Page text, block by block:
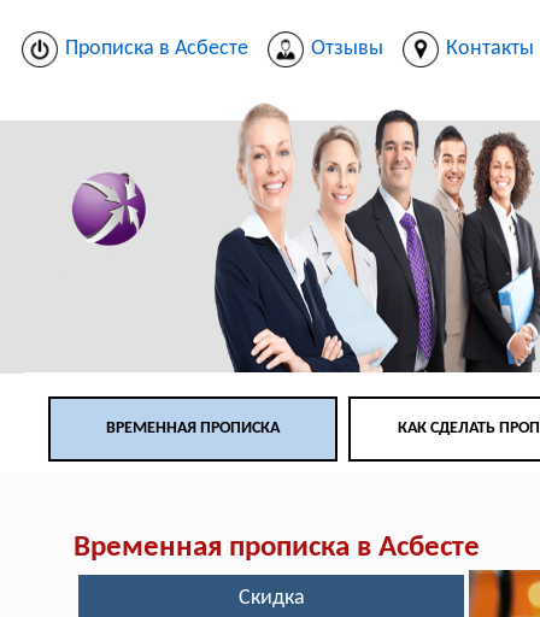
Прописка в Асбесте Отзывы Контакты
ВРЕМЕННАЯ ПРОПИСКА КАК СДЕЛАТЬ
Временная прописка в Асбесте
Скидка